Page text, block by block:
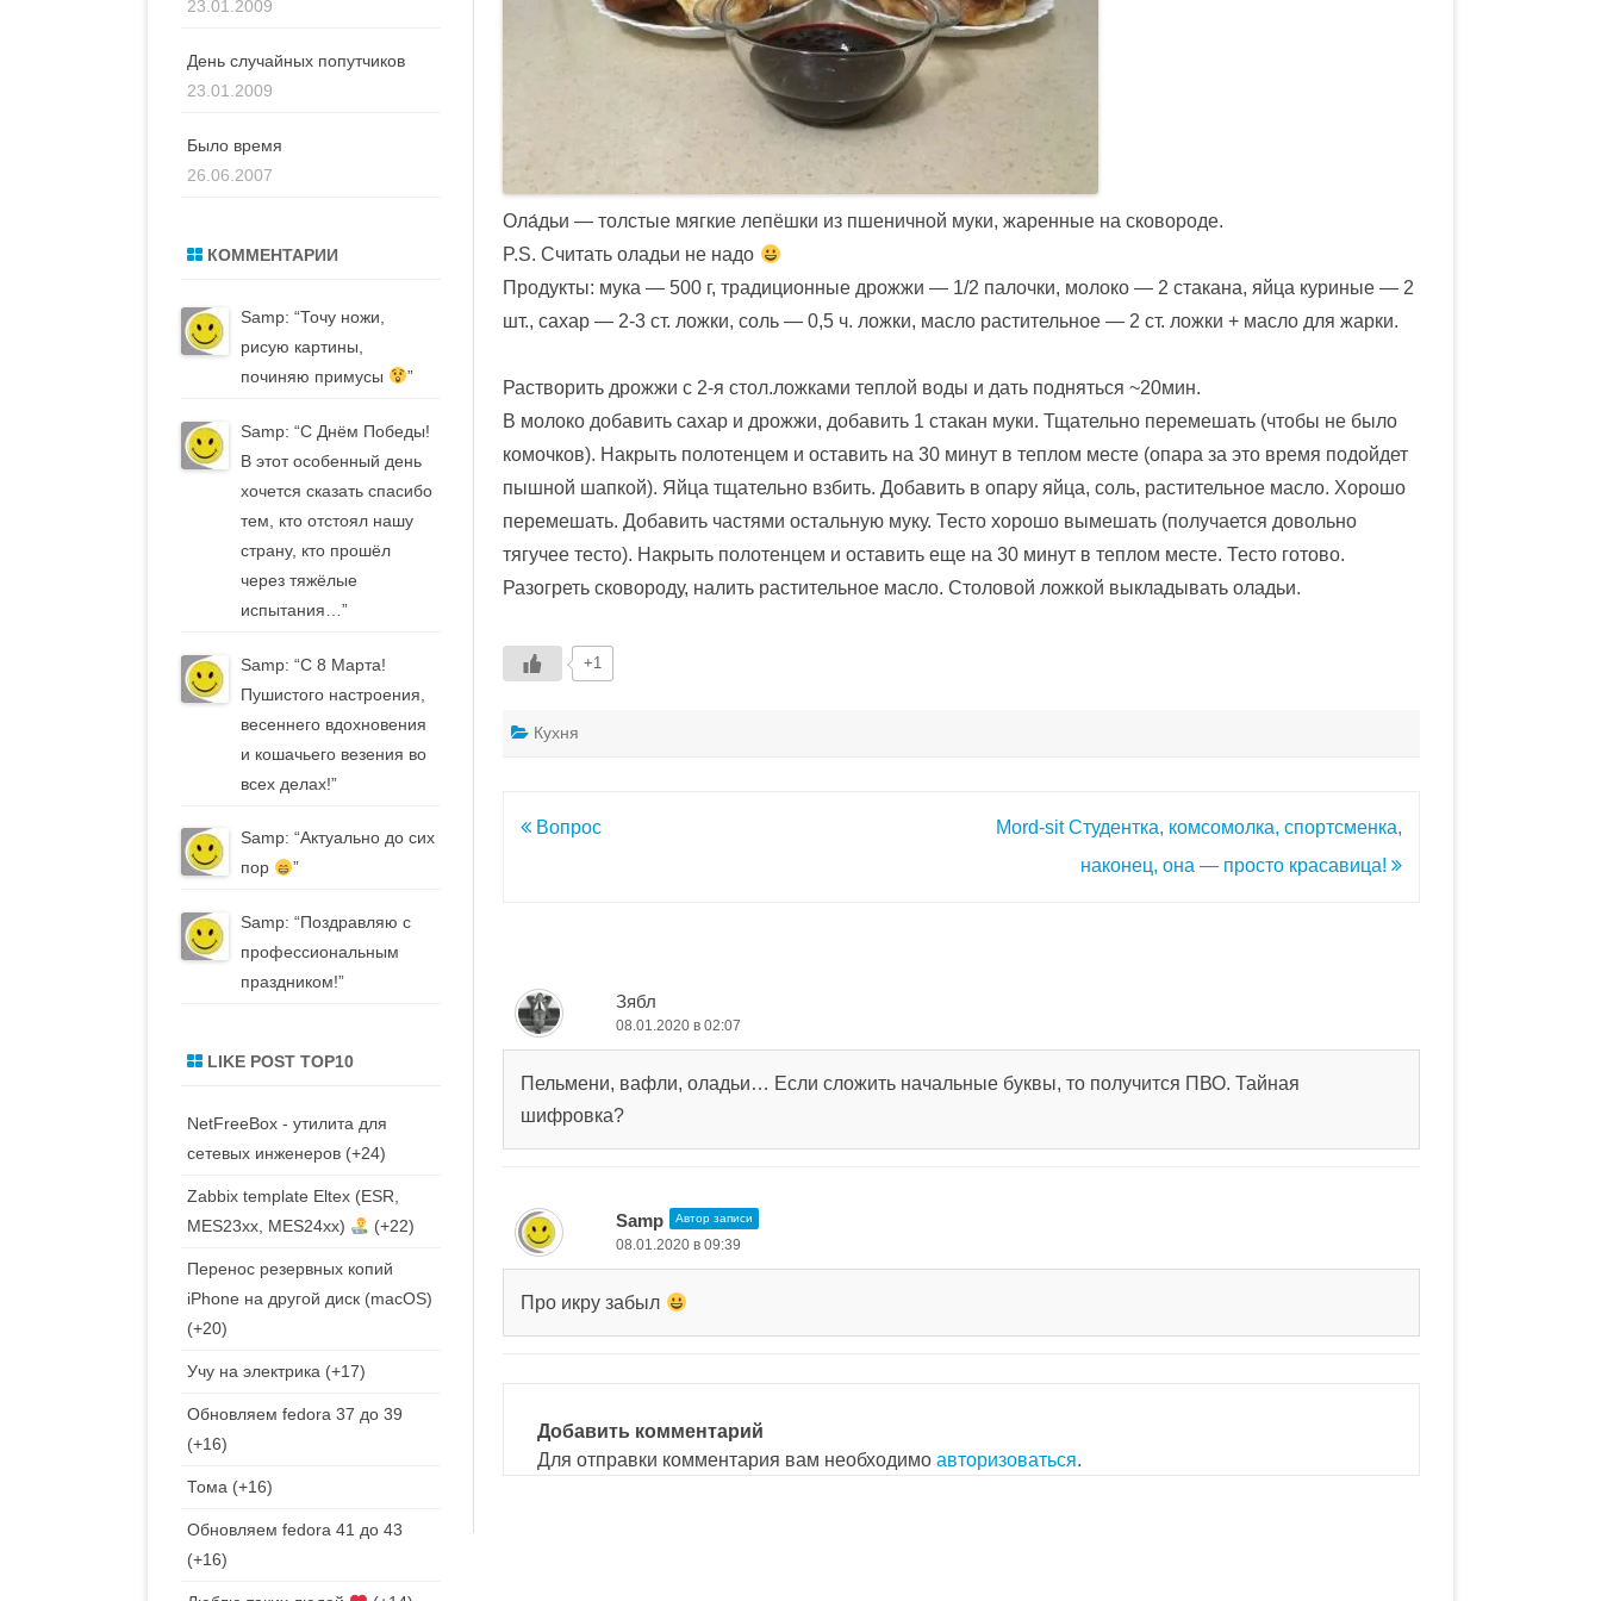
Ола́дьи — толстые мягкие лепёшки из пшеничной муки, жаренные на сковороде.
P.S. Считать оладьи не надо
Продукты: мука — 500 г, традиционные дрожжи — 1/2 палочки, молоко — 2 стакана, яйца куриные — 2
шт., сахар — 2-3 ст. ложки, соль — 0,5 ч. ложки, масло растительное — 2 ст. ложки + масло для жарки.
Растворить дрожжи с 2-я стол.ложками теплой воды и дать подняться ~20мин.
В молоко добавить сахар и дрожжи, добавить 1 стакан муки. Тщательно перемешать (чтобы не было
комочков). Накрыть полотенцем и оставить на 30 минут в теплом месте (опара за это время подойдет
пышной шапкой). Яйца тщательно взбить. Добавить в опару яйца, соль, растительное масло. Хорошо
перемешать. Добавить частями остальную муку. Тесто хорошо вымешать (получается довольно
тягучее тесто). Накрыть полотенцем и оставить еще на 30 минут в теплом месте. Тесто готово.
Разогреть сковороду, налить растительное масло. Столовой ложкой выкладывать оладьи.
+1
Кухня
Навигация
Вопрос
Mord-sit Студентка, комсомолка, спортсменка,
наконец, она — просто красавица!
Зябл
08.01.2020 в 02:07
Пельмени, вафли, оладьи… Если сложить начальные буквы, то получится ПВО. Тайная
шифровка?
Samp Автор записи
08.01.2020 в 09:39
Про икру забыл
Добавить комментарий
Для отправки комментария вам необходимоавторизоваться.
23.01.2009
День случайных попутчиков
23.01.2009
Было время
26.06.2007
КОММЕНТАРИИ
Samp: “Точу ножи,
рисую картины,
починяю примусы
”
Samp: “С Днём Победы!
В этот особенный день
хочется сказать спасибо
тем, кто отстоял нашу
страну, кто прошёл
через тяжёлые
испытания… ”
Samp: “С 8 Марта!
Пушистого настроения,
весеннего вдохновения
и кошачьего везения во
всех делах!”
Samp: “Актуально до сих
пор
”
Samp: “Поздравляю с
профессиональным
праздником!”
LIKE POST TOP10
NetFreeBox - утилита для
сетевых инженеров +24
Zabbix template Eltex (ESR,
MES23xx, MES24xx)
+22
Перенос резервных копий
iPhone на другой диск (macOS)
+20
Учу на электрика +17
Обновляем fedora 37 до 39
+16
Тома +16
Обновляем fedora 41 до 43
+16